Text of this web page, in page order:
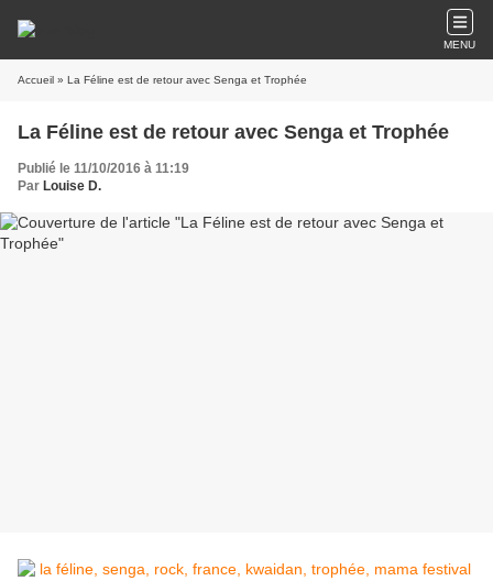
MENU
Accueil » La Féline est de retour avec Senga et Trophée
La Féline est de retour avec Senga et Trophée
Publié le 11/10/2016 à 11:19
Par Louise D.